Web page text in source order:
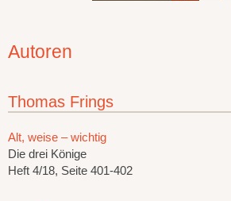
Autoren
Thomas Frings
Alt, weise – wichtig
Die drei Könige
Heft 4/18, Seite 401-402